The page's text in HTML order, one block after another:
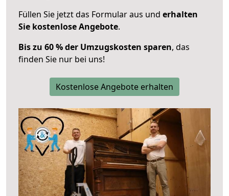
Füllen Sie jetzt das Formular aus und erhalten
Sie kostenlose Angebote.
Bis zu 60 % der Umzugskosten sparen, das
finden Sie nur bei uns!
Kostenlose Angebote erhalten